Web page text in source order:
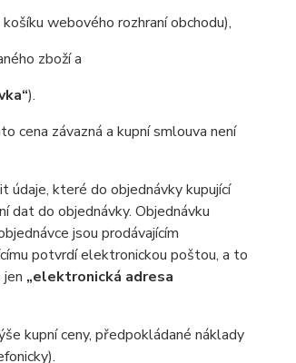
webového rozhraní obchodu),
zboží a
).
cena závazná a kupní smlouva není
které do objednávky kupující
dat do objednávky. Objednávku
jsou prodávajícím
potvrdí elektronickou poštou, a to
„elektronická adresa
kupní ceny, předpokládané náklady